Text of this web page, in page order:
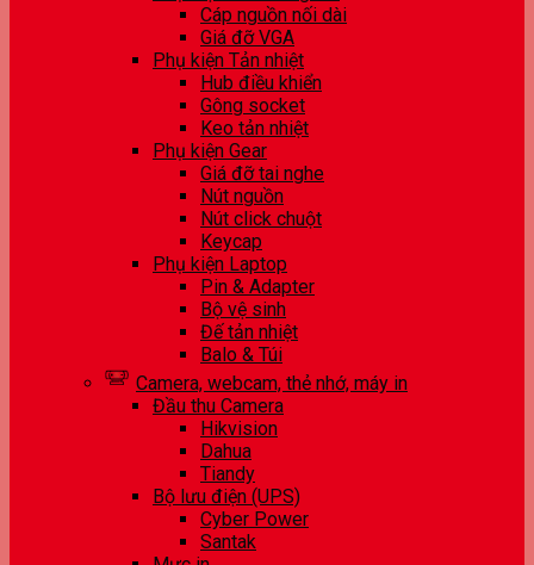
Cáp nguồn nối dài
Giá đỡ VGA
Phụ kiện Tản nhiệt
Hub điều khiển
Gông socket
Keo tản nhiệt
Phụ kiện Gear
Giá đỡ tai nghe
Nút nguồn
Nút click chuột
Keycap
Phụ kiện Laptop
Pin & Adapter
Bộ vệ sinh
Đế tản nhiệt
Balo & Túi
Camera, webcam, thẻ nhớ, máy in
Đầu thu Camera
Hikvision
Dahua
Tiandy
Bộ lưu điện (UPS)
Cyber Power
Santak